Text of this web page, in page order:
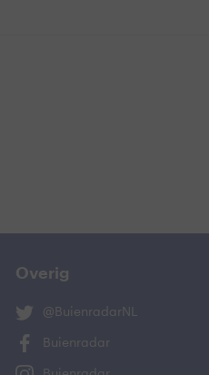
Overig
@BuienradarNL
Buienradar